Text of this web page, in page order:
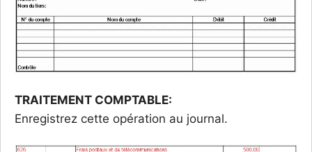
TRAITEMENT COMPTABLE:
Enregistrez cette opération au journal.